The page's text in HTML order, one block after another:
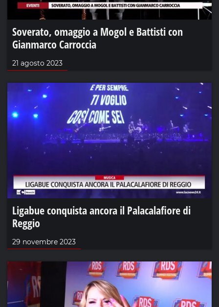
Soverato, omaggio a Mogol e Battisti con
Gianmarco Carroccia
21 agosto 2023
Ligabue conquista ancora il Palacalafiore di
Reggio
29 novembre 2023